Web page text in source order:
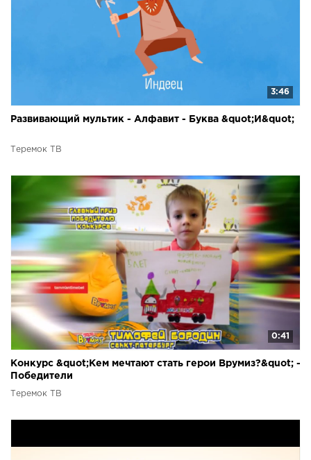
3:46
Развивающий мультик - Алфавит - Буква &quot;И&quot;
Теремок ТВ
0:41
Конкурс &quot;Кем мечтают стать герои Врумиз?&quot; -
Победители
Теремок ТВ